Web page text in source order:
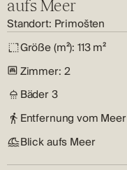
aufs Meer
Standort: Primošten
Größe (m²): 113 m²
Zimmer: 2
Bäder3
Entfernung vom Meer
Blick aufs Meer